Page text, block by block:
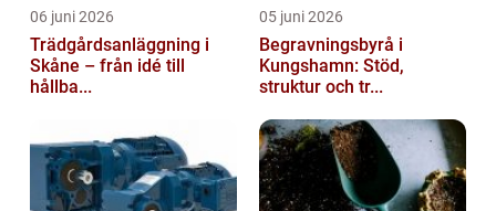
06 juni 2026
Trädgårdsanläggning i
Skåne – från idé till
hållba...
05 juni 2026
Begravningsbyrå i
Kungshamn: Stöd,
struktur och tr...